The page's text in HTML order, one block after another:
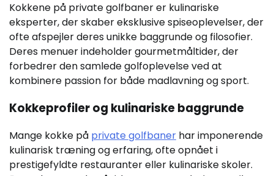
Kokkene på private golfbaner er kulinariske
eksperter, der skaber eksklusive spiseoplevelser, der
ofte afspejler deres unikke baggrunde og filosofier.
Deres menuer indeholder gourmetmåltider, der
forbedrer den samlede golfoplevelse ved at
kombinere passion for både madlavning og sport.
Kokkeprofiler og kulinariske baggrunde
Mange kokke på private golfbaner har imponerende
kulinarisk træning og erfaring, ofte opnået i
prestigefyldte restauranter eller kulinariske skoler.